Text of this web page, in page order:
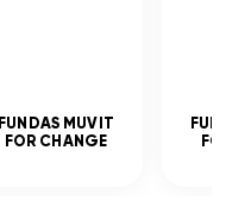
FUNDAS MUVIT
FOR CHANGE